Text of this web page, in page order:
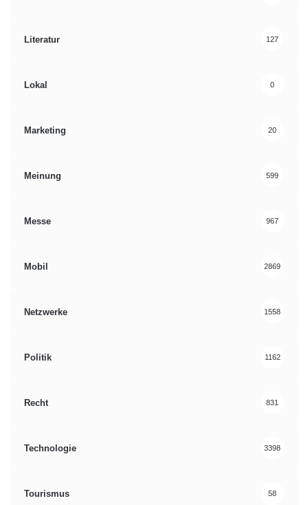
Literatur 127
Lokal 0
Marketing 20
Meinung 599
Messe 967
Mobil 2869
Netzwerke 1558
Politik 1162
Recht 831
Technologie 3398
Tourismus 58